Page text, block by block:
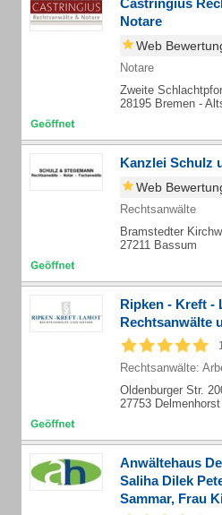
Castringius
Notare
Web
Notare
Zweite
28195 Bremen -
Kanzlei Schulz
Web
Rechtsanwälte
Bramstedter
27211 Bassum
Ripken - Kreft -
Rechtsanwälte
Rechtsanwälte:
Oldenburger Str.
27753
Anwältehaus
Saliha Dilek
Sammar, Frau